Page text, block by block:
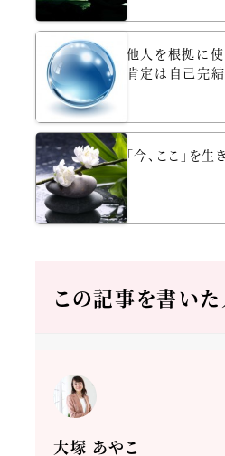
他人を根拠に使
肯定は自己完結
「今、ここ」を生
この記事を書い
大塚 あやこ